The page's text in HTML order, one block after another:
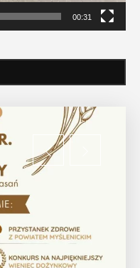
00:31